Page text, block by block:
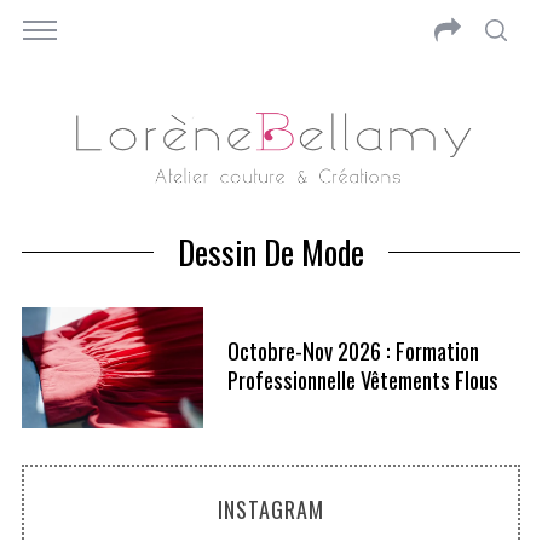
Dessin De Mode
Octobre-Nov 2026 : Formation
Professionnelle Vêtements Flous
INSTAGRAM